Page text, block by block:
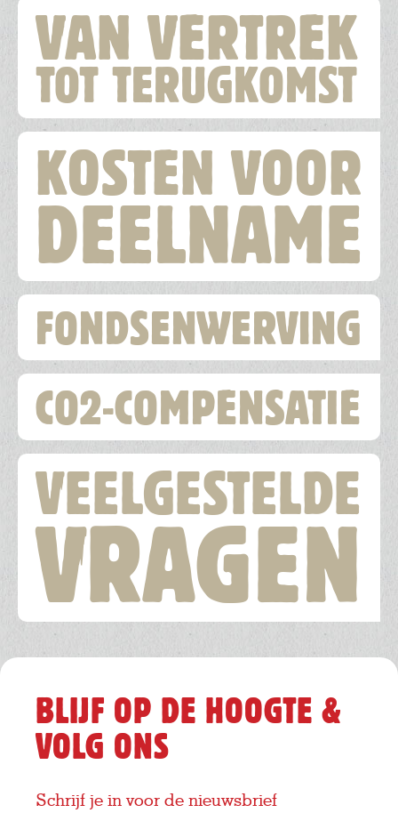
VAN VERTREK
TOT TERUGKOMST
KOSTEN VOOR
DEELNAME
FONDSENWERVING
CO2-COMPENSATIE
VEELGESTELDE
VRAGEN
BLIJF OP DE HOOGTE &
VOLG ONS
Schrijf je in voor de nieuwsbrief